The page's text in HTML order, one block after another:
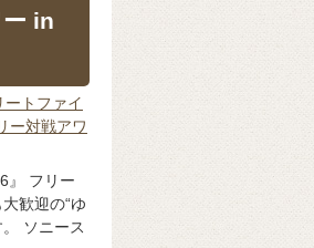
in
ートファイ
ー対戦アワ
』 フリー
歓迎の“ゆ
ソニース